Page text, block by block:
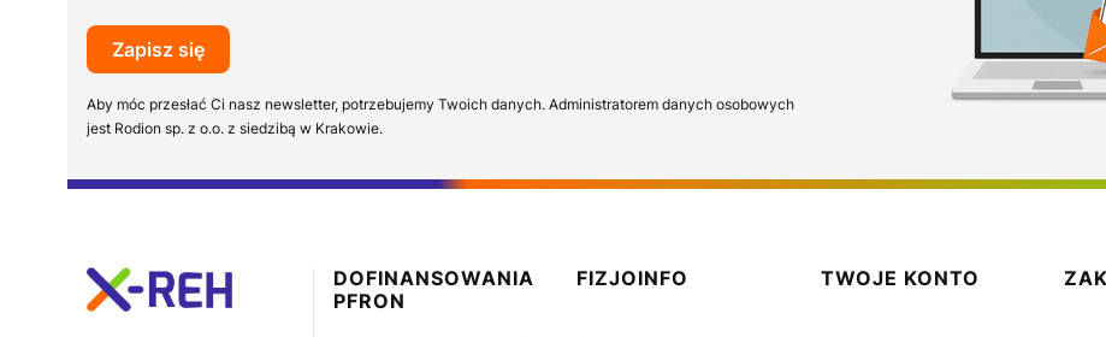
Zapisz się
Aby móc przesłać Ci nasz newsletter, potrzebujemy Twoich danych. Administratorem danych osobowych
jest Rodion sp. z o.o. z siedzibą w Krakowie.
Linki w stopce
DOFINANSOWANIA
PFRON
FIZJOINFO TWOJE KONTO